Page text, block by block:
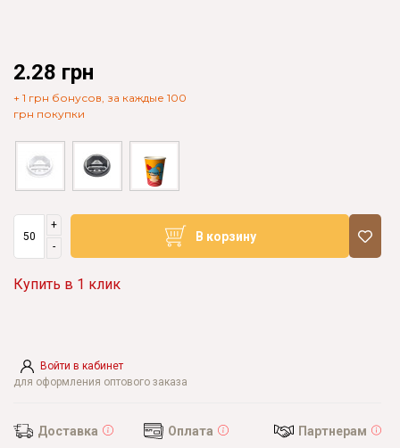
2.28 грн
+ 1 грн бонусов, за каждые 100
грн покупки
+
-
В корзину
Купить в 1 клик
Войти в кабинет
для оформления оптового заказа
Доставка Оплата Партнерам